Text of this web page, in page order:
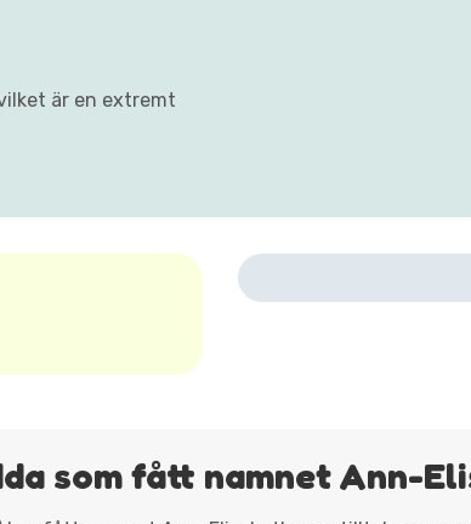
är en extremt
som fått namnet Ann-